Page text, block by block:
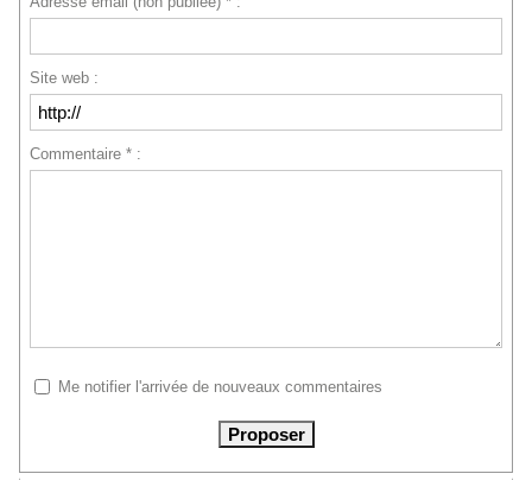
Site web :
Commentaire * :
Me notifier l'arrivée de nouveaux commentaires